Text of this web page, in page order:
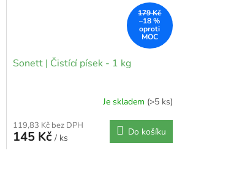
179 Kč
–18 %
Sonett | Čistící písek - 1 kg
Je skladem (>5 ks)
119,83 Kč bez DPH
145 Kč / ks
Do košíku